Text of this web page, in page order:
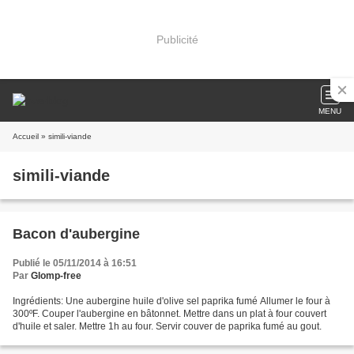
Publicité
MENU
Accueil » simili-viande
simili-viande
Bacon d'aubergine
Publié le 05/11/2014 à 16:51
Par Glomp-free
Ingrédients: Une aubergine huile d'olive sel paprika fumé Allumer le four à
300ºF. Couper l'aubergine en bâtonnet. Mettre dans un plat à four couvert
d'huile et saler. Mettre 1h au four. Servir couver de paprika fumé au gout.